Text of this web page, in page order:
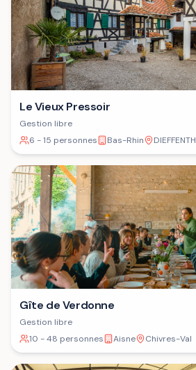
Le Vieux Pressoir
Gestion libre
6 - 15 personnes
Bas-Rhin
Gîte de Verdonne
Gestion libre
10 - 48 personnes
Aisne Chivres-Val